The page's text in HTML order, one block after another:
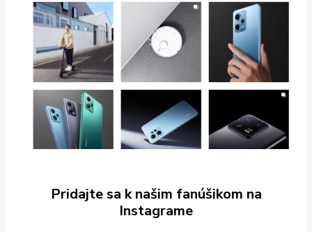
Pridajte sa k našim fanúšikom na
Instagrame